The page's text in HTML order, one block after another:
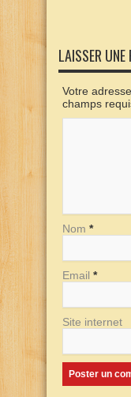
LAISSER UNE
Votre
champs
Nom *
Email *
Site internet